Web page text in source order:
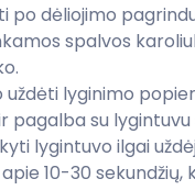
po dėliojimo
spalvos
lyginimo
pagalba su
lygintuvo ilgai
10-30 sekundžių,